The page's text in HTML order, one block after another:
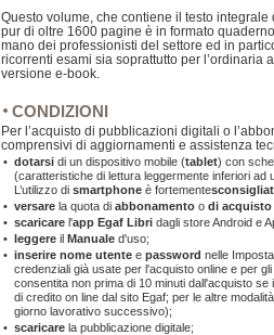
Questo volume, che contiene il testo integrale
pur di oltre 1600 pagine è in formato
mano dei professionisti del settore ed in
ricorrenti esami sia soprattutto per l’ordinaria
versione e-book.
CONDIZIONI
Per l’acquisto di pubblicazioni digitali o
comprensivi di aggiornamenti e assistenza
• dotarsi di un dispositivo mobile (tablet) con
(caratteristiche di lettura leggermente inferiori ad
L’utilizzo di smartphone è fortemente
• versare la quota di abbonamento o di acquisto
• scaricare l'app Egaf Libri dagli store Android e
• leggere il Manuale d'uso;
• inserire nome utente e password nelle
credenziali già usate per l'acquisto online e per
consentita non prima di 10 minuti dall'acquisto
di credito on line dal sito Egaf; per le altre
giorno lavorativo successivo);
• scaricare la pubblicazione digitale;